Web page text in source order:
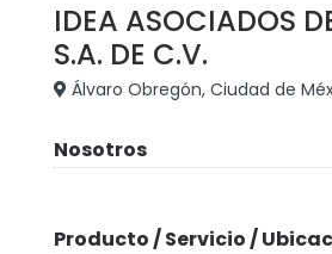
IDEA ASOCIADOS
S.A. DE C.V.
Álvaro Obregón, Ciudad de
Nosotros
Producto / Servicio /